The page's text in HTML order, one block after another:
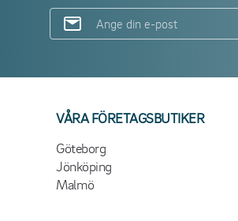
VÅRA FÖRETAGSBUTIKER
Göteborg
Jönköping
Malmö